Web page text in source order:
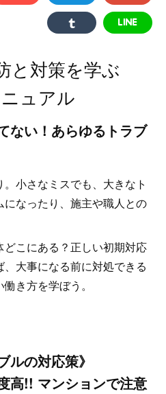
と対策を学ぶ
ュアル
ない！あらゆるトラブ
小さなミスでも、大きなト
なったり、施主や職人との
こにある？正しい初期対応
大事になる前に対処できる
き方を学ぼう。
ルの対応策》
高!! マンションで注意